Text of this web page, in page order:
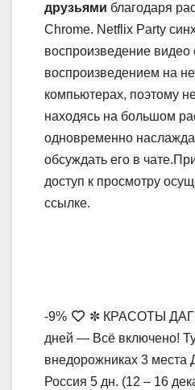
друзьями благодаря
Chrome. Netflix Party
воспроизведение видео
воспроизведением на
компьютерах, поэтому
находясь на большом
одновременно
обсуждать его в
доступ к просмотру
ссылке.
-9%
✼ КРАСОТЫ
дней — Всё включено!
внедорожниках 3 места
Россия 5 дн. (12 – 16